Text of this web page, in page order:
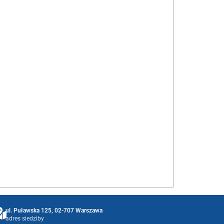
ul. Puławska 125, 02-707 Warszawa
adres siedziby